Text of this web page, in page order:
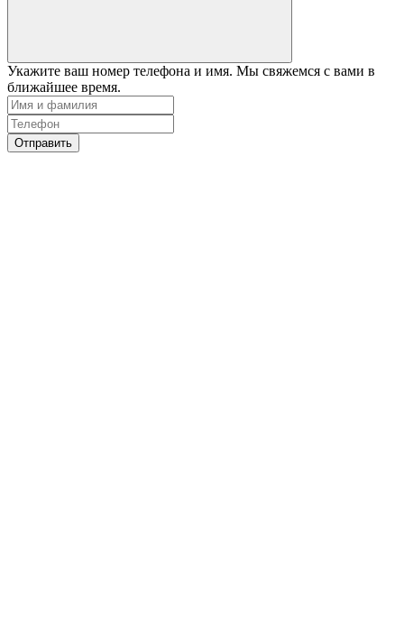
Укажите ваш номер телефона и имя. Мы свяжемся с вами в
ближайшее время.
Отправить